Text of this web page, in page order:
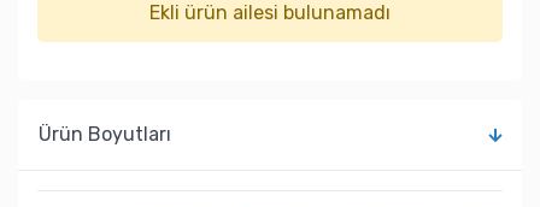
Ekli ürün ailesi bulunamadı
Ürün Boyutları